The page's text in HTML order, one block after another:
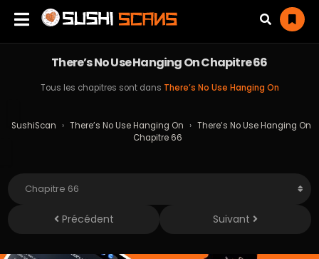
There’s No Use Hanging On Chapitre 66
Tous les chapitres sont dans There’s No Use Hanging On
SushiScan › There’s No Use Hanging On › There’s No Use Hanging On
Chapitre 66
Précédent Suivant